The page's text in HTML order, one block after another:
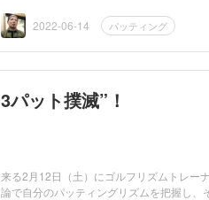
2022-06-14
パッティング
3パット撲滅”！
来る2月12日（土）にゴルフリズムトレー
論で自分のパッティングリズムを把握し、